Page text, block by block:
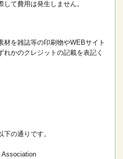
して費用は発生しません。
材を雑誌等の印刷物やWEBサイト
かのクレジットの記載を表記く
の通りです。